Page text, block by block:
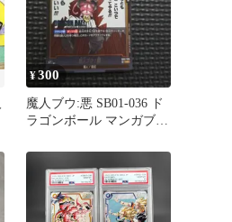
¥300
魔人ブウ:悪 SB01-036 ド
ラゴンボール マンガブー